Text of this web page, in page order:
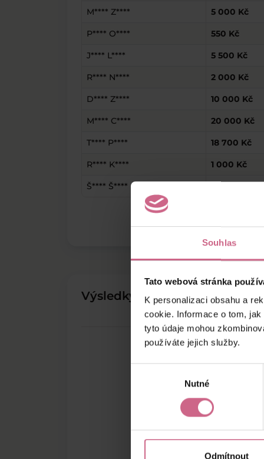
Souhlas
Tato webová stránka
K personalizaci obsahu a
cookie. Informace o tom,
tyto údaje mohou
používáte jejich služby.
Nutné
Odmítnout
M**** Z**** 5 000 Kč
P**** O**** 550 Kč
J**** L**** 5 500 Kč
R**** N**** 2 000 Kč
D**** Z**** 10 000 Kč
M**** C**** 20 000 Kč
T**** P**** 18 700 Kč
R**** K**** 1 000 Kč
Š**** Š****
Výsledky těžby